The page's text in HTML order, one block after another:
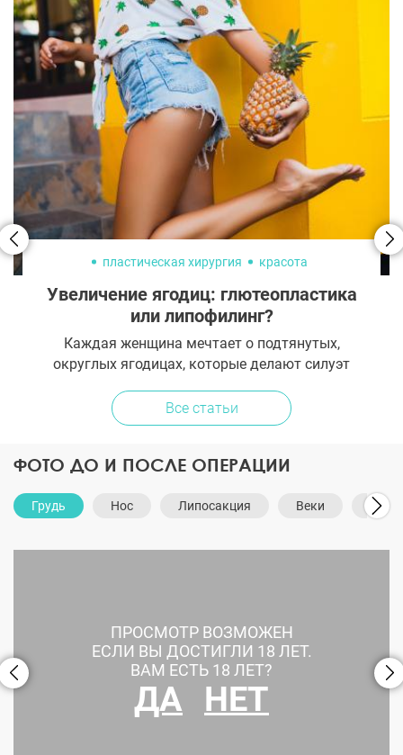
пластическая хирургия красота
Увеличение ягодиц: глютеопластика
или липофилинг?
Каждая женщина мечтает о подтянутых,
округлых ягодицах, которые делают силуэт
Все статьи
ФОТО ДО И ПОСЛЕ ОПЕРАЦИИ
Грудь Нос Липосакция Веки Лицо
ПРОСМОТР ВОЗМОЖЕН
ЕСЛИ ВЫ ДОСТИГЛИ 18 ЛЕТ.
ВАМ ЕСТЬ 18 ЛЕТ?
ДА НЕТ